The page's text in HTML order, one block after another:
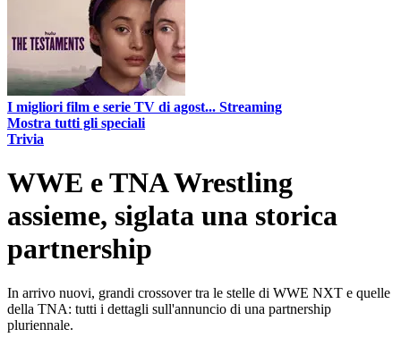
I migliori film e serie TV di agost... Streaming
Mostra tutti gli speciali
Trivia
WWE e TNA Wrestling
assieme, siglata una storica
partnership
In arrivo nuovi, grandi crossover tra le stelle di WWE NXT e quelle
della TNA: tutti i dettagli sull'annuncio di una partnership
pluriennale.